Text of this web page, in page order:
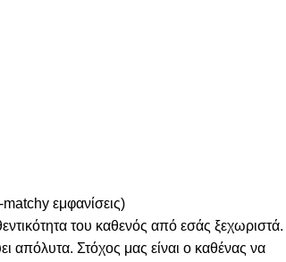
εμφανίσεις)
του καθενός από εσάς ξεχωριστά.
απόλυτα. Στόχος μας είναι ο καθένας να